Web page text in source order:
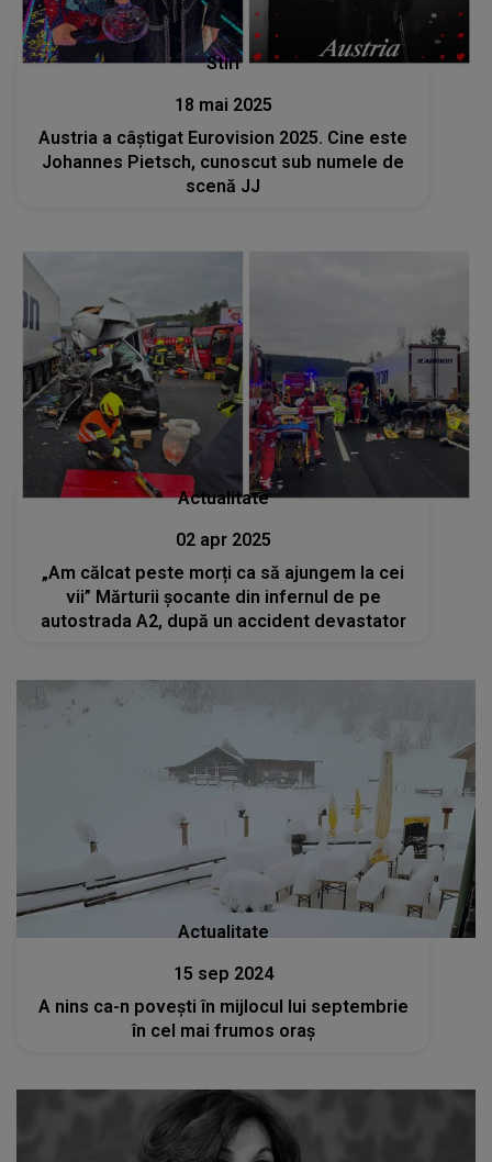
Stiri
18 mai 2025
Austria a câștigat Eurovision 2025. Cine este
Johannes Pietsch, cunoscut sub numele de
scenă JJ
Actualitate
02 apr 2025
„Am călcat peste morți ca să ajungem la cei
vii” Mărturii șocante din infernul de pe
autostrada A2, după un accident devastator
Actualitate
15 sep 2024
A nins ca-n povești în mijlocul lui septembrie
în cel mai frumos oraș